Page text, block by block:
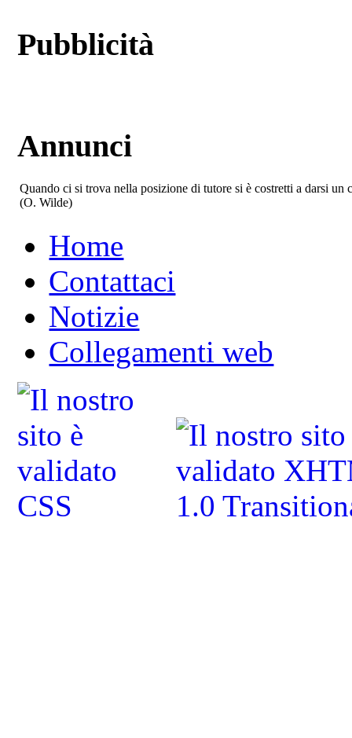
Pubblicità
Annunci
Quando ci si trova nella posizione di tutore si è costretti a darsi
(O. Wilde)
Home
Contattaci
Notizie
Collegamenti web